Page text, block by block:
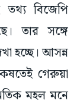
বিজেপি
তার সঙ্গে
হচ্ছে। আসন্ন
কষতেই গেরুয়া
মহল মনে